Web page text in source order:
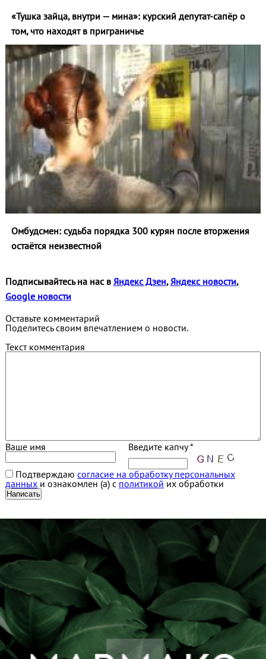
«Тушка зайца, внутри — мина»: курский депутат-сапёр о
том, что находят в приграничье
Омбудсмен: судьба порядка 300 курян после вторжения
остаётся неизвестной
Подписывайтесь на нас в Яндекс Дзен,Яндекс новости,
Google новости
Оставьте комментарий
Поделитесь своим впечатлением о новости.
Текст комментария
Ваше имя Введите капчу *
Подтверждаю согласие на обработку персональных
данныхи ознакомлен (а) с политикой их обработки